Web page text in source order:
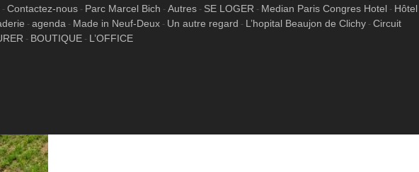
Contactez-nous Parc Marcel Bich Autres SE LOGER Median Paris Congres Hotel
Hôtel
agenda Made in Neuf-Deux Un autre regard L’hopital Beaujon de Clichy
Circuit
BOUTIQUE L’OFFICE